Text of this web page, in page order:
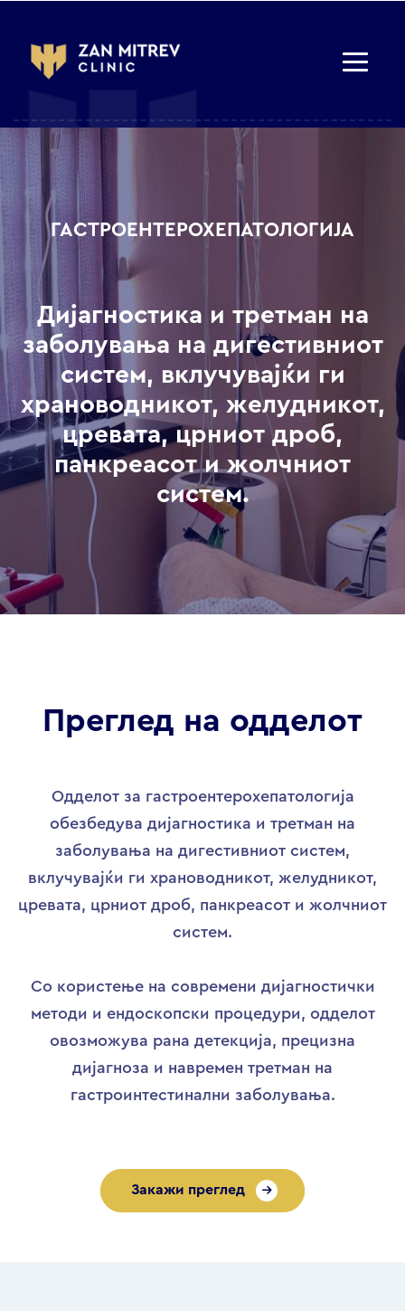
ГАСТРОЕНТЕРОХЕПАТОЛОГИЈА
Дијагностика и третман на
заболувања на дигестивниот
систем, вклучувајќи ги
храноводникот, желудникот,
цревата, црниот дроб,
панкреасот и жолчниот
систем.
Преглед на одделот
Одделот за гастроентерохепатологија
обезбедува дијагностика и третман на
заболувања на дигестивниот систем,
вклучувајќи ги храноводникот, желудникот,
цревата, црниот дроб, панкреасот и жолчниот
систем.
Со користење на современи дијагностички
методи и ендоскопски процедури, одделот
овозможува рана детекција, прецизна
дијагноза и навремен третман на
гастроинтестинални заболувања.
Закажи преглед